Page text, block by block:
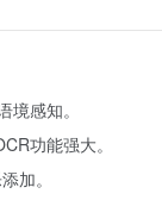
境感知。
功能强大。
加。